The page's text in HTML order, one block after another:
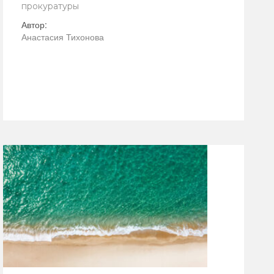
прокуратуры
Автор:
Анастасия Тихонова